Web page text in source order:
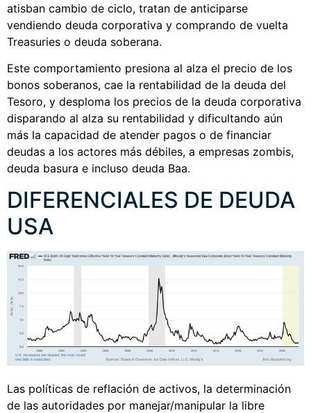
atisban cambio de ciclo, tratan de anticiparse
vendiendo deuda corporativa y comprando de vuelta
Treasuries o deuda soberana.
Este comportamiento presiona al alza el precio de los
bonos soberanos, cae la rentabilidad de la deuda del
Tesoro, y desploma los precios de la deuda corporativa
disparando al alza su rentabilidad y dificultando aún
más la capacidad de atender pagos o de financiar
deudas a los actores más débiles, a empresas zombis,
deuda basura e incluso deuda Baa.
DIFERENCIALES DE DEUDA
USA
Las políticas de reflación de activos, la determinación
de las autoridades por manejar/manipular la libre